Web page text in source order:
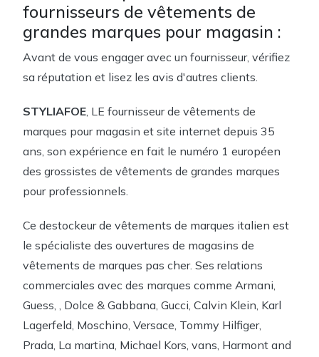
fournisseurs de vêtements de
grandes marques pour magasin :
Avant de vous engager avec un fournisseur, vérifiez
sa réputation et lisez les avis d'autres clients.
STYLIAFOE, LE fournisseur de vêtements de
marques pour magasin et site internet depuis 35
ans, son expérience en fait le numéro 1 européen
des grossistes de vêtements de grandes marques
pour professionnels.
Ce destockeur de vêtements de marques italien est
le spécialiste des ouvertures de magasins de
vêtements de marques pas cher. Ses relations
commerciales avec des marques comme Armani,
Guess, , Dolce & Gabbana, Gucci, Calvin Klein, Karl
Lagerfeld, Moschino, Versace, Tommy Hilfiger,
Prada, La martina, Michael Kors, vans, Harmont and